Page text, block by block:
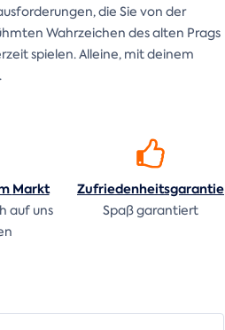
die Sie von der
Wahrzeichen des alten Prags
spielen. Alleine, mit deinem
.
Markt
auf uns
Zufriedenheitsgarantie
Spaß garantiert